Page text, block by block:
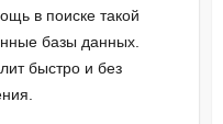
в поиске такой
базы данных.
быстро и без